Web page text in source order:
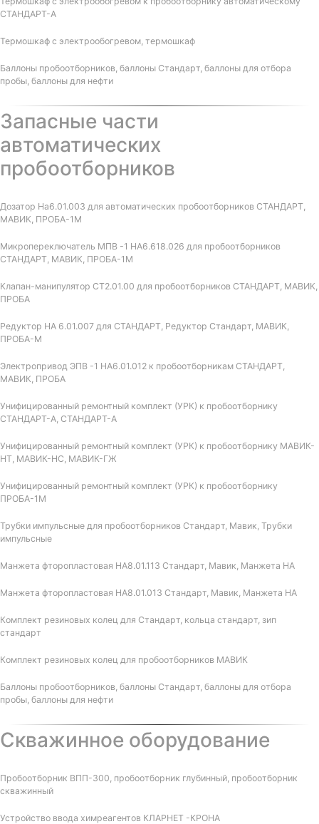
СТАНДАРТ-А
Термошкаф с электрообогревом, термошкаф
Баллоны пробоотборников, баллоны Стандарт, баллоны для отбора
пробы, баллоны для нефти
Запасные части
автоматических
пробоотборников
Дозатор На6.01.003 для автоматических пробоотборников СТАНДАРТ,
МАВИК, ПРОБА-1М
Микропереключатель МПВ -1 НА6.618.026 для пробоотборников
СТАНДАРТ, МАВИК, ПРОБА-1М
Клапан-манипулятор СТ2.01.00 для пробоотборников СТАНДАРТ, МАВИК,
ПРОБА
Редуктор НА 6.01.007 для СТАНДАРТ, Редуктор Стандарт, МАВИК,
ПРОБА-М
Электропривод ЭПВ -1 НА6.01.012 к пробоотборникам СТАНДАРТ,
МАВИК, ПРОБА
Унифицированный ремонтный комплект (УРК) к пробоотборнику
СТАНДАРТ-А, СТАНДАРТ-А
Унифицированный ремонтный комплект (УРК) к пробоотборнику МАВИК-
НТ, МАВИК-НС, МАВИК-ГЖ
Унифицированный ремонтный комплект (УРК) к пробоотборнику
ПРОБА-1М
Трубки импульсные для пробоотборников Стандарт, Мавик, Трубки
импульсные
Манжета фторопластовая НА8.01.113 Стандарт, Мавик, Манжета НА
Манжета фторопластовая НА8.01.013 Стандарт, Мавик, Манжета НА
Комплект резиновых колец для Стандарт, кольца стандарт, зип
стандарт
Комплект резиновых колец для пробоотборников МАВИК
Баллоны пробоотборников, баллоны Стандарт, баллоны для отбора
пробы, баллоны для нефти
Скважинное оборудование
Пробоотборник ВПП-300, пробоотборник глубинный, пробоотборник
скважинный
Устройство ввода химреагентов КЛАРНЕТ -КРОНА